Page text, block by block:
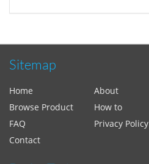
Sitemap
Home About
Browse Product
How to
FAQ
Privacy Policy
Contact